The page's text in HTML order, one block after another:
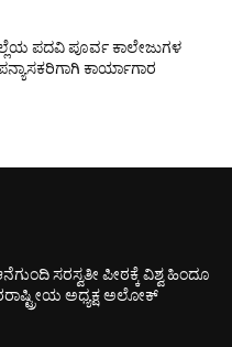
ಪದವಿ ಪೂರ್ವ ಕಾಲೇಜುಗಳ
ಕಾರ್ಯಾಗಾರ
ಸರಸ್ವತೀ ಪೀಠಕ್ಕೆ ವಿಶ್ವ ಹಿಂದೂ
ಅಧ್ಯಕ್ಷ ಅಲೋಕ್